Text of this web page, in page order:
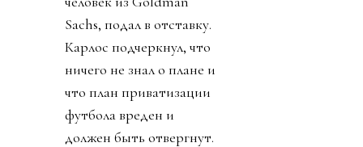
Sachs, подал в отставку.
Карлос подчеркнул, что
ничего не знал о плане и
что план приватизации
футбола вреден и
должен быть отвергнут.